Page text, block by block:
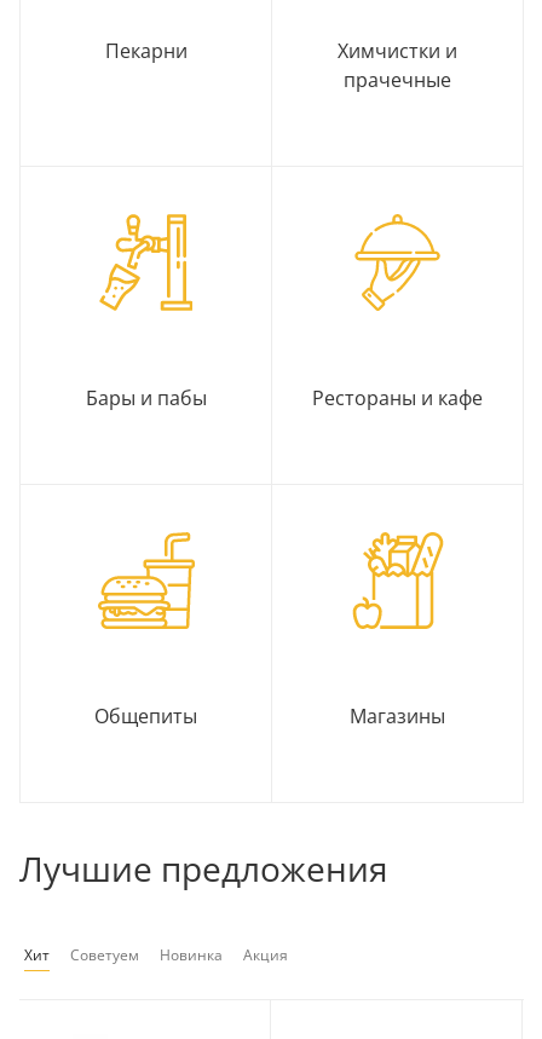
Пекарни
Химчистки и
прачечные
Бары и пабы Рестораны и кафе
Общепиты Магазины
Лучшие предложения
Хит Советуем Новинка Акция